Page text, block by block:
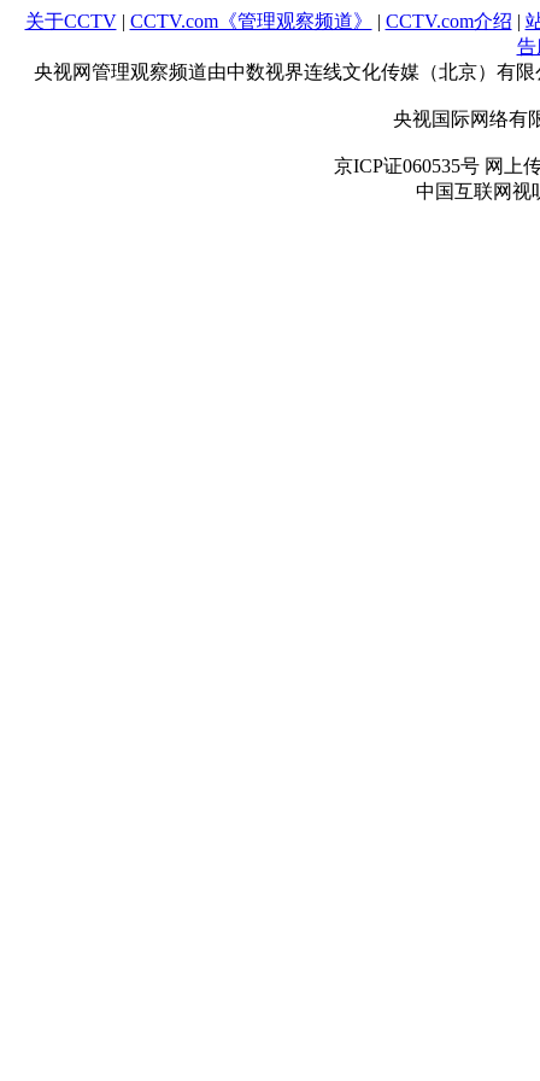
关于CCTV| CCTV.com《管理观察频道》 | CCTV.com介绍 |
告
央视网管理观察频道由中数视界连线文化传媒（北京）有
央视国际网络有
京ICP证060535号 网上
中国互联网视